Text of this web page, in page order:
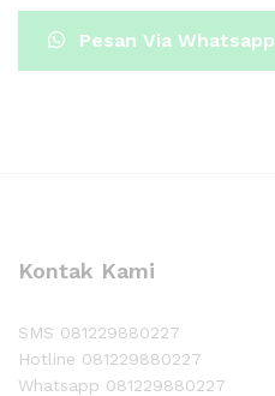
Pesan Via Whatsapp
Kontak Kami
SMS 081229880227
Hotline 081229880227
Whatsapp 081229880227